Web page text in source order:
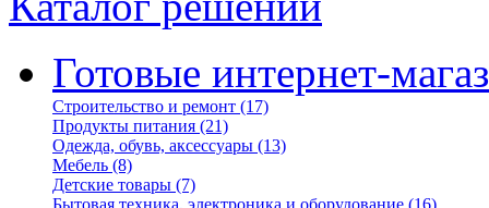
Готовые интернет-
Строительство и ремонт (17)
Продукты питания (21)
Одежда, обувь, аксессуары (13)
Мебель (8)
Детские товары (7)
Бытовая техника, электроника и оборудование (16)